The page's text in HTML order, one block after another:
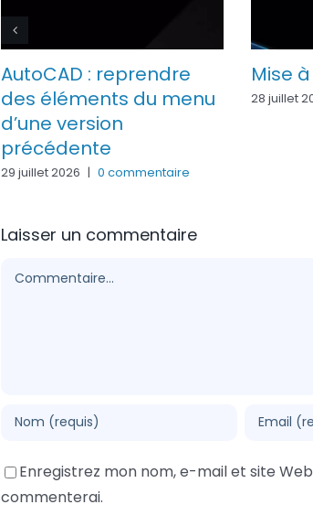
AutoCAD : reprendre
des éléments du menu
d’une version
précédente
29 juillet 2026 | 0 commentaire
Mise à
28 juillet
Laisser un commentaire
Commentaire
Enregistrez mon nom, e-mail et site
commenterai.